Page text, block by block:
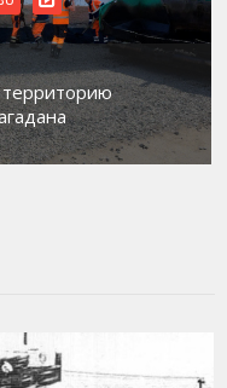
территорию